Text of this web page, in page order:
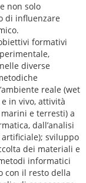
non solo
di influenzare
formativi
diverse
reale (wet
in vivo, attività
e terresti) a
dall’analisi
artificiale); sviluppo
dei materiali e
informatici
con il resto della